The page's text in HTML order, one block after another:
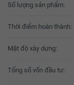
Số lượng sản phẩm:
Thời điểm hoàn thành:
Mật độ xây dựng:
Tổng số vốn đầu tư: